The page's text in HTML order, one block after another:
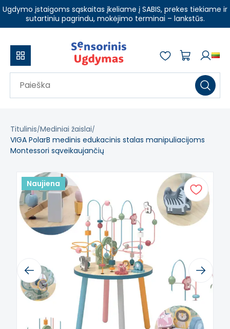
Ugdymo įstaigoms sąskaitas įkeliame į SABIS, prekes tiekiame ir
sutartiniu pagrindu, mokėjimo terminai – lankstūs.
Titulinis Mediniai žaislai
VIGA PolarB medinis edukacinis stalas manipuliacijoms
Montessori sąveikaujančių
Naujiena
Previous Next